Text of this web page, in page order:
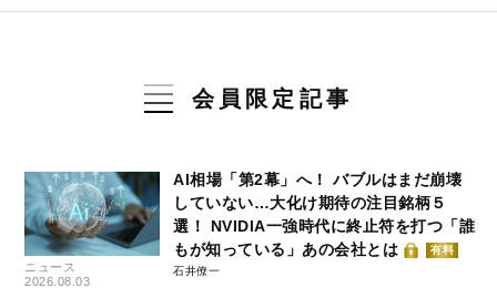
会員限定記事
ニュース
2026.08.03
AI相場「第2幕」へ！ バブルはまだ崩壊
していない…大化け期待の注目銘柄５
選！ NVIDIA一強時代に終止符を打つ「誰
もが知っている」あの会社とは
有料
石井僚一